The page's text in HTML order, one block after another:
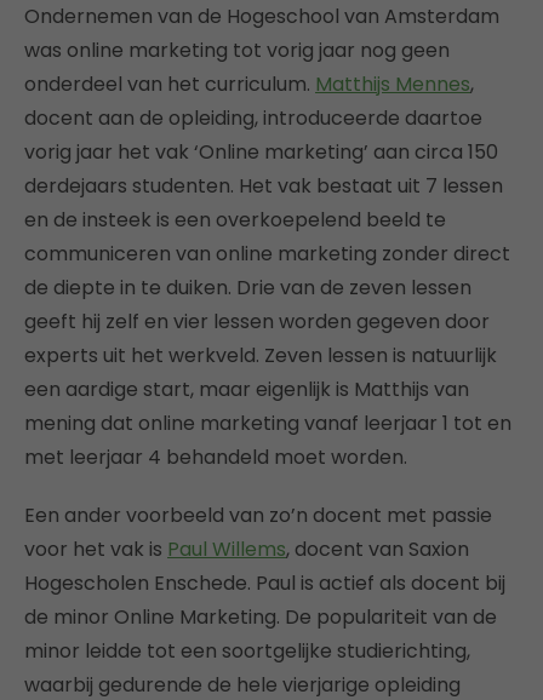
Ondernemen van de Hogeschool van Amsterdam
was online marketing tot vorig jaar nog geen
onderdeel van het curriculum. Matthijs Mennes,
docent aan de opleiding, introduceerde daartoe
vorig jaar het vak ‘Online marketing’ aan circa 150
derdejaars studenten. Het vak bestaat uit 7 lessen
en de insteek is een overkoepelend beeld te
communiceren van online marketing zonder direct
de diepte in te duiken. Drie van de zeven lessen
geeft hij zelf en vier lessen worden gegeven door
experts uit het werkveld. Zeven lessen is natuurlijk
een aardige start, maar eigenlijk is Matthijs van
mening dat online marketing vanaf leerjaar 1 tot en
met leerjaar 4 behandeld moet worden.
Een ander voorbeeld van zo’n docent met passie
voor het vak is Paul Willems, docent van Saxion
Hogescholen Enschede. Paul is actief als docent bij
de minor Online Marketing. De populariteit van de
minor leidde tot een soortgelijke studierichting,
waarbij gedurende de hele vierjarige opleiding